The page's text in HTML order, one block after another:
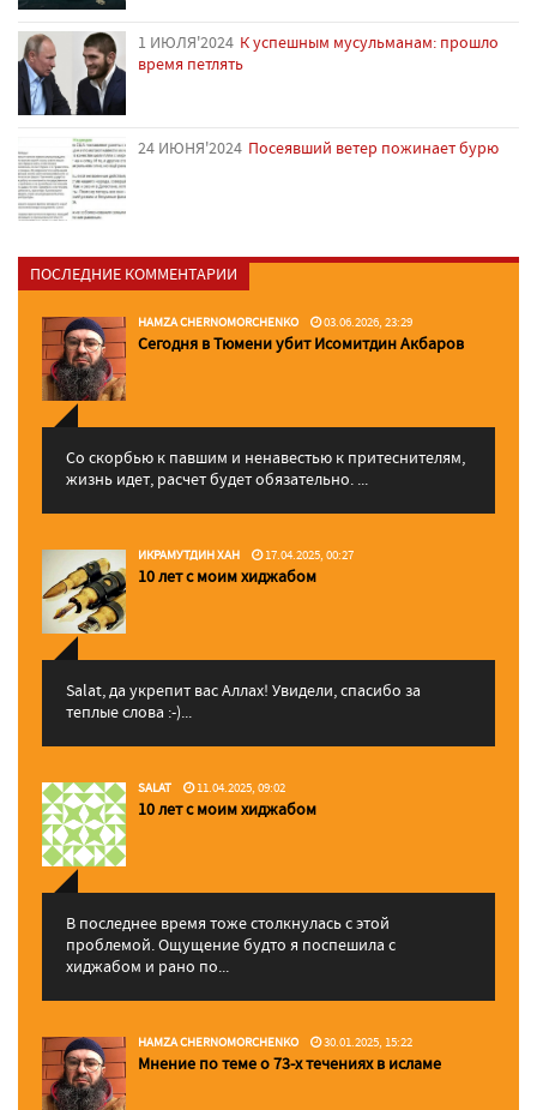
1 ИЮЛЯ'2024 К успешным мусульманам: прошло
время петлять
24 ИЮНЯ'2024 Посеявший ветер пожинает бурю
ПОСЛЕДНИЕ КОММЕНТАРИИ
HAMZA CHERNOMORCHENKO 03.06.2026, 23:29
Сегодня в Тюмени убит Исомитдин Акбаров
Со скорбью к павшим и ненавестью к притеснителям,
жизнь идет, расчет будет обязательно. ...
ИКРАМУТДИН ХАН 17.04.2025, 00:27
10 лет с моим хиджабом
Salat, да укрепит вас Аллаx! Увидели, спасибо за
теплые слова :-)...
SALAT 11.04.2025, 09:02
10 лет с моим хиджабом
В последнее время тоже столкнулась с этой
проблемой. Ощущение будто я поспешила с
хиджабом и рано по...
HAMZA CHERNOMORCHENKO 30.01.2025, 15:22
Мнение по теме о 73-х течениях в исламе